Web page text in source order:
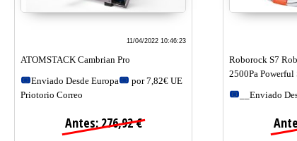
11/04/2022 10:46:23
ATOMSTACK Cambrian Pro
Enviado Desde Europa
por 7,82€ UE
Priotorio Correo
Antes: 276,92 €
Roborock S7
2500Pa
__Enviado